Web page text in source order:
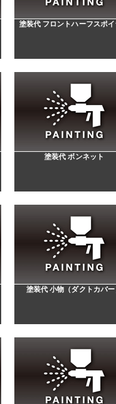
塗装代 フロントハーフスポ
塗装代 ボンネット
塗装代 小物（ダクトカバ